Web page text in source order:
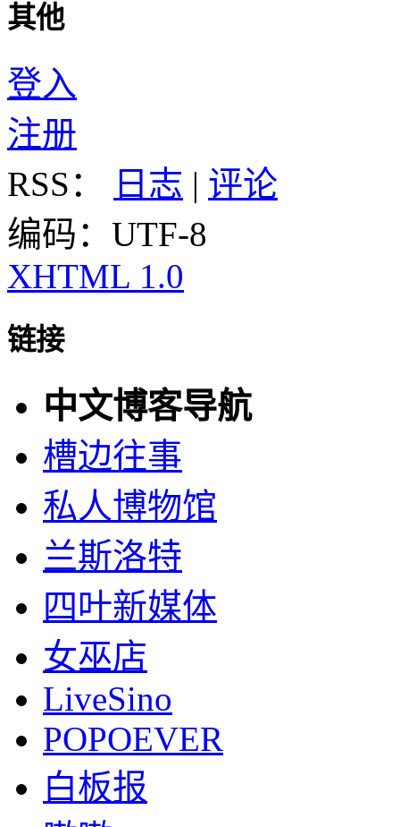
其他
登入
注册
RSS：
日志 | 评论
编码：UTF-8
XHTML 1.0
链接
中文博客导航
槽边往事
私人博物馆
兰斯洛特
四叶新媒体
女巫店
LiveSino
POPOEVER
白板报